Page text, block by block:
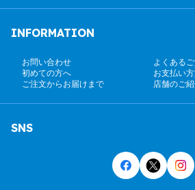
INFORMATION
お問い合わせ
よくあるご
初めての方へ
お支払い
ご注文からお届けまで
店舗のご
SNS